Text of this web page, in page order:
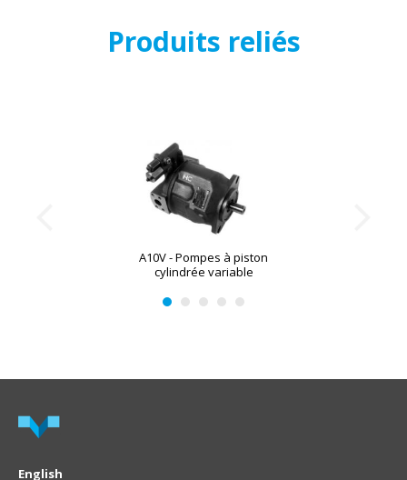
Produits reliés
A10V - Pompes à piston
cylindrée variable
English